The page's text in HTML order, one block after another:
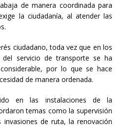
de manera coordinada para
la ciudadanía, al atender las
ciudadano, toda vez que en los
servicio de transporte se ha
por lo que se hace
de manera ordenada.
en las instalaciones de la
temas como la supervisión
de ruta, la renovación